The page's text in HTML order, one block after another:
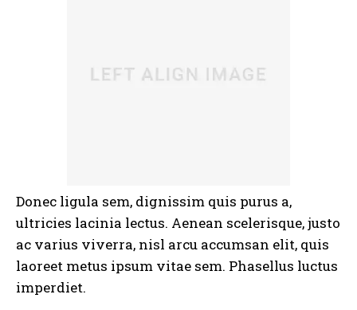
Donec ligula sem, dignissim quis purus a,
ultricies lacinia lectus. Aenean scelerisque, justo
ac varius viverra, nisl arcu accumsan elit, quis
laoreet metus ipsum vitae sem. Phasellus luctus
imperdiet.